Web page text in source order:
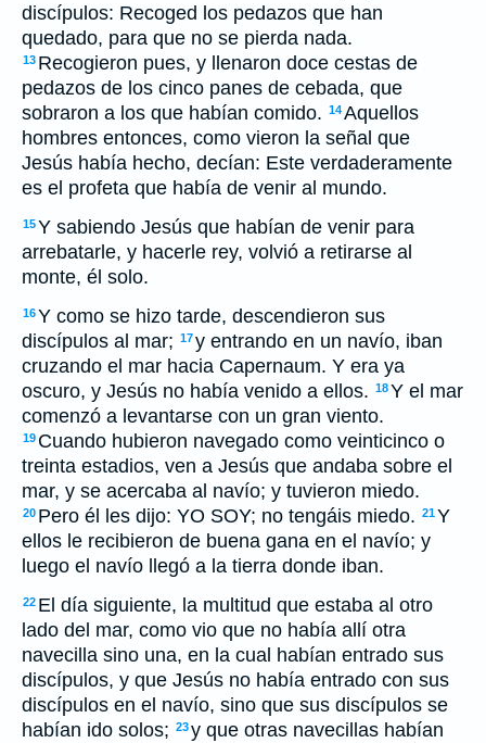
discípulos: Recoged los pedazos que han
quedado, para que no se pierda nada.
13 Recogieron pues, y llenaron doce cestas de
pedazos de los cinco panes de cebada, que
sobraron a los que habían comido. 14Aquellos
hombres entonces, como vieron la señal que
Jesús había hecho, decían: Este verdaderamente
es el profeta que había de venir al mundo.
15Y sabiendo Jesús que habían de venir para
arrebatarle, y hacerle rey, volvió a retirarse al
monte, él solo.
16Y como se hizo tarde, descendieron sus
discípulos al mar; 17y entrando en un navío, iban
cruzando el mar hacia Capernaum. Y era ya
oscuro, y Jesús no había venido a ellos. 18Y el mar
comenzó a levantarse con un gran viento.
19 Cuando hubieron navegado como veinticinco o
treinta estadios, ven a Jesús que andaba sobre el
mar, y se acercaba al navío; y tuvieron miedo.
20 Pero él les dijo: YO SOY; no tengáis miedo. 21Y
ellos le recibieron de buena gana en el navío; y
luego el navío llegó a la tierra donde iban.
22 El día siguiente, la multitud que estaba al otro
lado del mar, como vio que no había allí otra
navecilla sino una, en la cual habían entrado sus
discípulos, y que Jesús no había entrado con sus
discípulos en el navío, sino que sus discípulos se
habían ido solos; 23y que otras navecillas habían